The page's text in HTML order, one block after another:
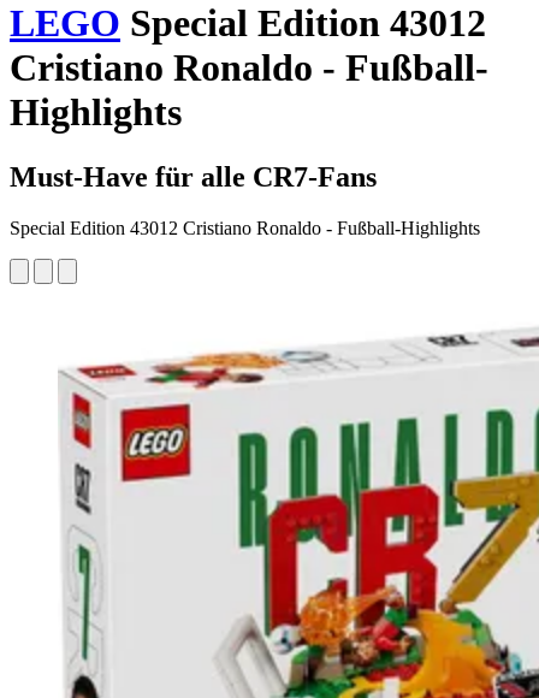
LEGO Special Edition 43012
Cristiano Ronaldo - Fußball-
Highlights
Must-Have für alle CR7-Fans
Special Edition 43012 Cristiano Ronaldo - Fußball-Highlights